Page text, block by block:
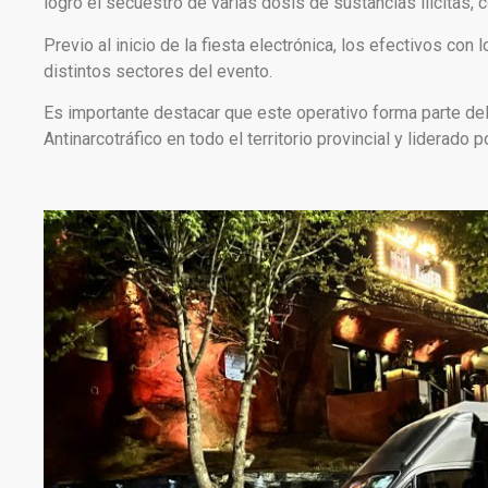
Previo al inicio de la fiesta electrónica, los efectivos con
distintos sectores del evento.
Es importante destacar que este operativo forma parte
Antinarcotráfico en todo el territorio provincial y liderado